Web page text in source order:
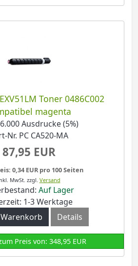
Toner 0486C002
magenta
Ausdrucke (5%)
Nr. PC CA520-MA
87,95 EUR
0,34 EUR pro 100 Seiten
MwSt. zzgl. Versand
Auf Lager
1-3 Werktage
Details
Preis von: 348,95 EUR